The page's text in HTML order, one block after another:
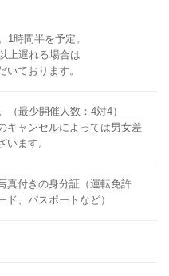
1時間半を予定。
上遅れる場合は
ております。
（最少開催人数：4対4）
キャンセルによっては男女差
います。
真付きの身分証（運転免許
ド、パスポートなど）